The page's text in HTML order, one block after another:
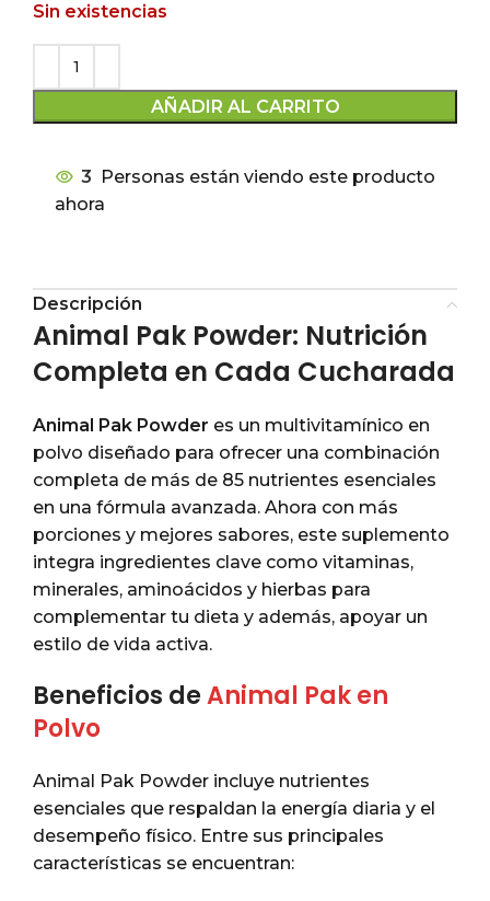
Sin existencias
AÑADIR AL CARRITO
3 Personas están viendo este producto
ahora
Descripción
Animal Pak Powder: Nutrición
Completa en Cada Cucharada
Animal Pak Powder es un multivitamínico en
polvo diseñado para ofrecer una combinación
completa de más de 85 nutrientes esenciales
en una fórmula avanzada. Ahora con más
porciones y mejores sabores, este suplemento
integra ingredientes clave como vitaminas,
minerales, aminoácidos y hierbas para
complementar tu dieta y además, apoyar un
estilo de vida activa.
Beneficios deAnimal Pak en
Polvo
Animal Pak Powder incluye nutrientes
esenciales que respaldan la energía diaria y el
desempeño físico. Entre sus principales
características se encuentran: